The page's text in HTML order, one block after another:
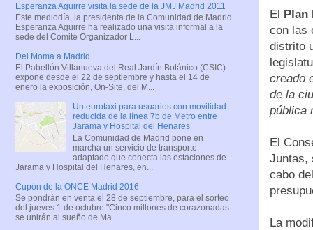
El Plan
con las
distrito
creado
de la
pública
El
Juntas,
cabo
La
Esperanza Aguirre visita la sede de la JMJ Madrid 2011
Este mediodía, la presidenta de la Comunidad de Madrid
Esperanza Aguirre ha realizado una visita informal a la
sede del Comité Organizador L...
Del Moma a Madrid
El Pabellón Villanueva del Real Jardín Botánico (CSIC)
expone desde el 22 de septiembre y hasta el 14 de
enero la exposición, On-Site, del M...
Un eurotaxi para usuarios con movilidad
reducida de la línea 7b de Metro entre
Jarama y Hospital del Henares
La Comunidad de Madrid pone en
marcha un servicio de transporte
adaptado que conecta las estaciones de
Jarama y Hospital del Henares, en...
Cupón de la ONCE Madrid 2016
Se pondrán en venta el 28 de septiembre, para el sorteo
del jueves 1 de octubre "Cinco millones de corazonadas
se unirán al sueño de Ma...